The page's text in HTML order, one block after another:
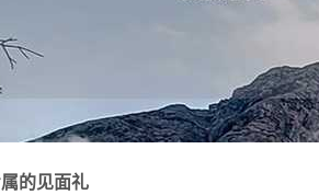
的见面礼